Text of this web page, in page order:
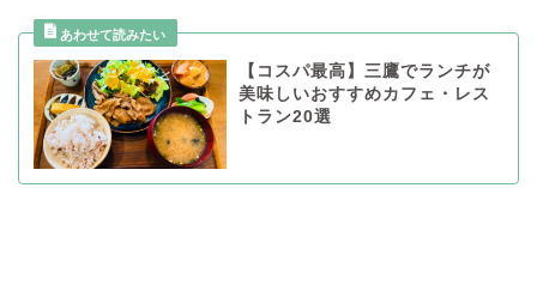
【コスパ最高】三鷹でランチが
美味しいおすすめカフェ・レス
トラン20選